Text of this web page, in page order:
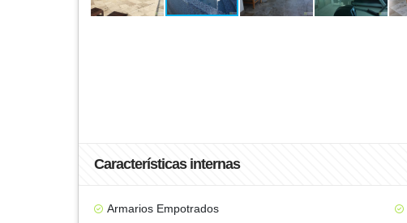
Características internas
Armarios Empotrados